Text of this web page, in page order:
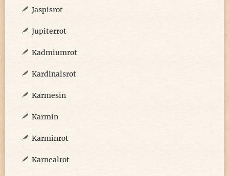
Jaspisrot
Jupiterrot
Kadmiumrot
Kardinalsrot
Karmesin
Karmin
Karminrot
Karnealrot